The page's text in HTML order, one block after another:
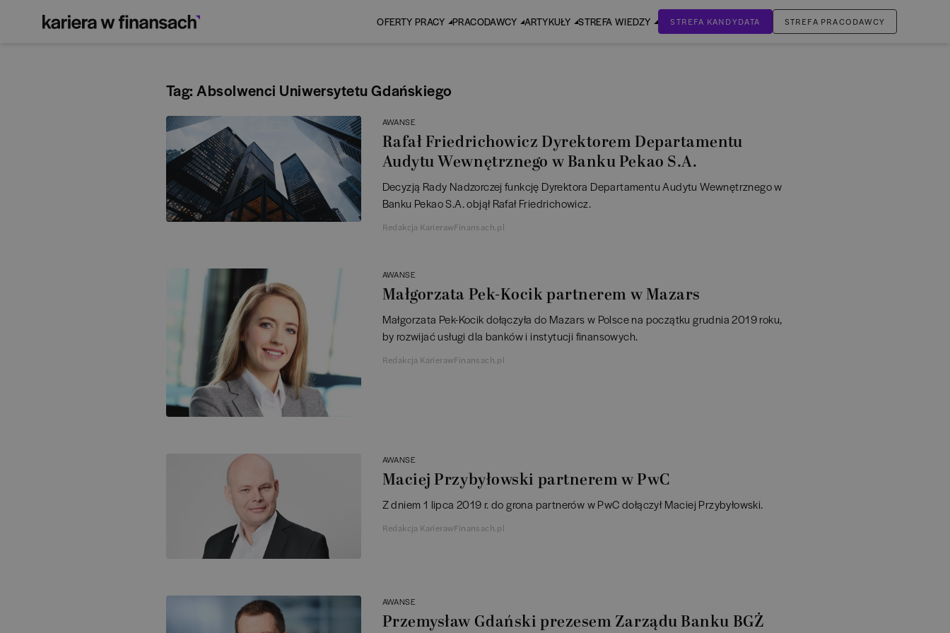
OFERTY PRACY PRACODAWCY ARTYKUŁY STREFA WIEDZY STREFA KANDYDATA STREFA PRACODAWCY
Tag: Absolwenci Uniwersytetu Gdańskiego
AWANSE
Rafał Friedrichowicz Dyrektorem Departamentu
Audytu Wewnętrznego w Banku Pekao S.A.
Decyzją Rady Nadzorczej funkcję Dyrektora Departamentu Audytu Wewnętrznego w
Banku Pekao S.A. objął Rafał Friedrichowicz.
Redakcja KarierawFinansach.pl
AWANSE
Małgorzata Pek-Kocik partnerem w Mazars
Małgorzata Pek-Kocik dołączyła do Mazars w Polsce na początku grudnia 2019 roku,
by rozwijać usługi dla banków i instytucji finansowych.
Redakcja KarierawFinansach.pl
AWANSE
Maciej Przybyłowski partnerem w PwC
Z dniem 1 lipca 2019 r. do grona partnerów w PwC dołączył Maciej Przybyłowski.
Redakcja KarierawFinansach.pl
AWANSE
Przemysław Gdański prezesem Zarządu Banku BGŻ